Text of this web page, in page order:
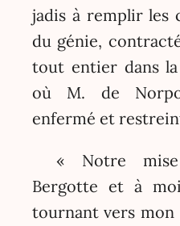
jadis à remplir les
du génie,
tout entier dans
où M. de
enfermé et
« Notre
Bergotte et à
tournant vers mon